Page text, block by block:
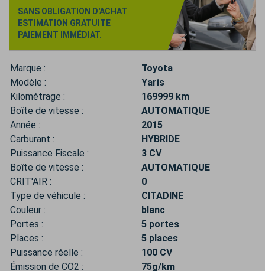
SANS OBLIGATION D'ACHAT
ESTIMATION GRATUITE
PAIEMENT IMMÉDIAT.
Marque :
Toyota
Modèle :
Yaris
Kilométrage :
169999 km
Boîte de vitesse :
AUTOMATIQUE
Année :
2015
Carburant :
HYBRIDE
Puissance Fiscale :
3 CV
Boîte de vitesse :
AUTOMATIQUE
CRIT'AIR :
0
Type de véhicule :
CITADINE
Couleur :
blanc
Portes :
5 portes
Places :
5 places
Puissance réelle :
100 CV
Émission de CO2 :
75g/km